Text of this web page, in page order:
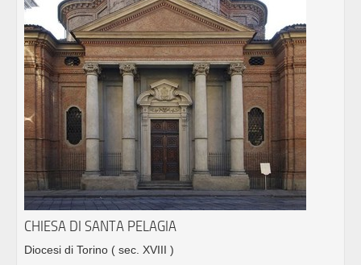
CHIESA DI SANTA PELAGIA
Diocesi di Torino ( sec. XVIII )